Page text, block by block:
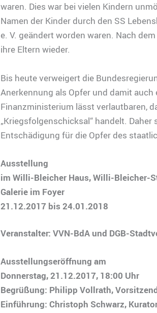
waren. Dies war bei vielen Kindern
Namen der Kinder durch den SS
e. V. geändert worden waren. Nach
ihre Eltern wieder.
Bis heute verweigert die
Anerkennung als Opfer und damit
Finanzministerium lässt verlautbaren,
„Kriegsfolgenschicksal“ handelt. Daher
Entschädigung für die Opfer des
Ausstellung
im Willi-Bleicher Haus, Willi-Bleicher-
Galerie im Foyer
21.12.2017 bis 24.01.2018
Veranstalter: VVN-BdA und DGB-
Ausstellungseröffnung am
Donnerstag, 21.12.2017, 18:00 Uhr
Begrüßung: Philipp Vollrath,
Einführung: Christoph Schwarz,